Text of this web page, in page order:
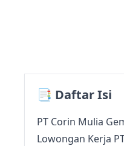
📑 Daftar Isi
PT Corin Mulia
Lowongan Kerja